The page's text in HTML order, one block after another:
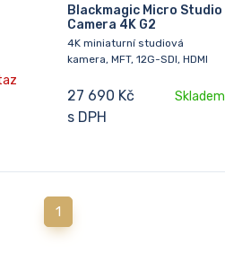
Blackmagic Micro Studio
Camera 4K G2
4K miniaturní studiová
kamera, MFT, 12G-SDI, HDMI
27 690 Kč
s DPH
Skladem
1